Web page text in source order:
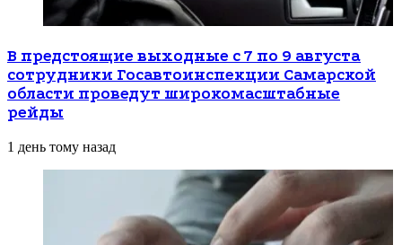
В предстоящие выходные с 7 по 9 августа
сотрудники Госавтоинспекции Самарской
области проведут широкомасштабные
рейды
1 день тому назад